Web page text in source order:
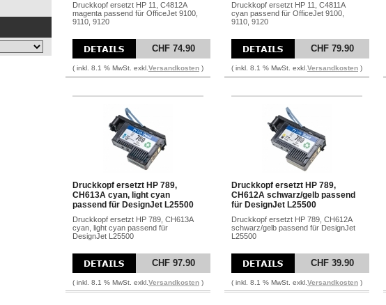
Druckkopf ersetzt HP 11, C4812A
magenta passend für OfficeJet 9100,
9110, 9120
CHF 74.90
( inkl. 8.1 % MwSt. exkl. Versandkosten )
Druckkopf ersetzt HP 11, C4811A
cyan passend für OfficeJet 9100,
9110, 9120
CHF 79.90
( inkl. 8.1 % MwSt. exkl. Versandkosten )
Druckkopf ersetzt HP 789,
CH613A cyan, light cyan
passend für DesignJet L25500
Druckkopf ersetzt HP 789, CH613A
cyan, light cyan passend für
DesignJet L25500
CHF 97.90
( inkl. 8.1 % MwSt. exkl. Versandkosten )
Druckkopf ersetzt HP 789,
CH612A schwarz/gelb passend
für DesignJet L25500
Druckkopf ersetzt HP 789, CH612A
schwarz/gelb passend für DesignJet
L25500
CHF 39.90
( inkl. 8.1 % MwSt. exkl. Versandkosten )